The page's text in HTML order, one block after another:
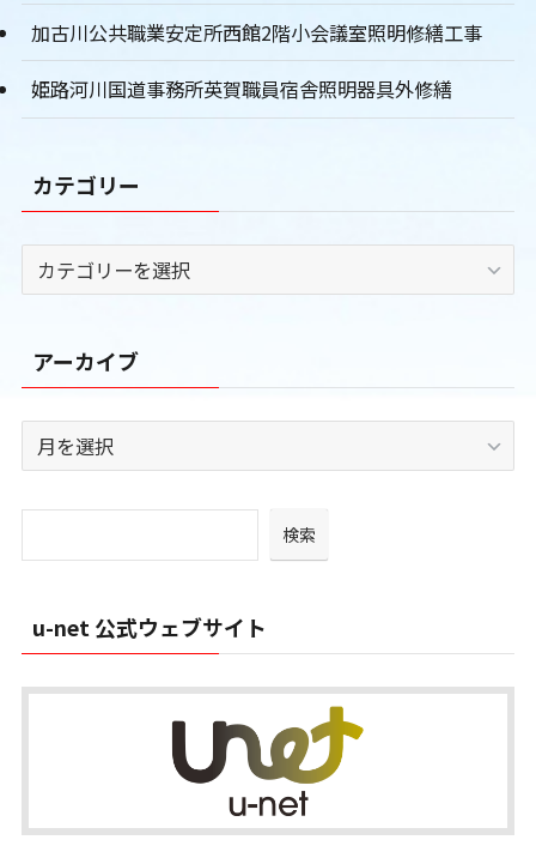
加古川公共職業安定所西館2階小会議室照明修繕工事
姫路河川国道事務所英賀職員宿舎照明器具外修繕
カテゴリー
テ
リ
ー
アーカイブ
ー
ブ
検索
u-net 公式ウェブサイト